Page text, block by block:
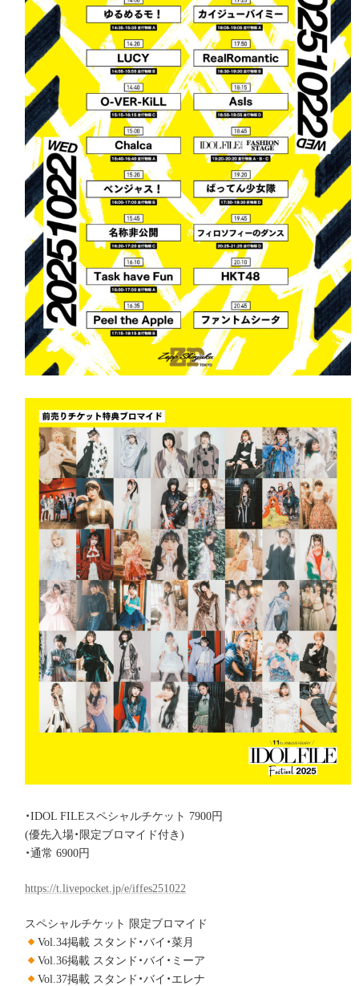
・IDOL FILEスペシャルチケット 7900円
(優先入場・限定ブロマイド付き)
・通常 6900円
https://t.livepocket.jp/e/iffes251022
スペシャルチケット 限定ブロマイド
Vol.34掲載 スタンド・バイ・菜月
Vol.36掲載 スタンド・バイ・ミーア
Vol.37掲載 スタンド・バイ・エレナ